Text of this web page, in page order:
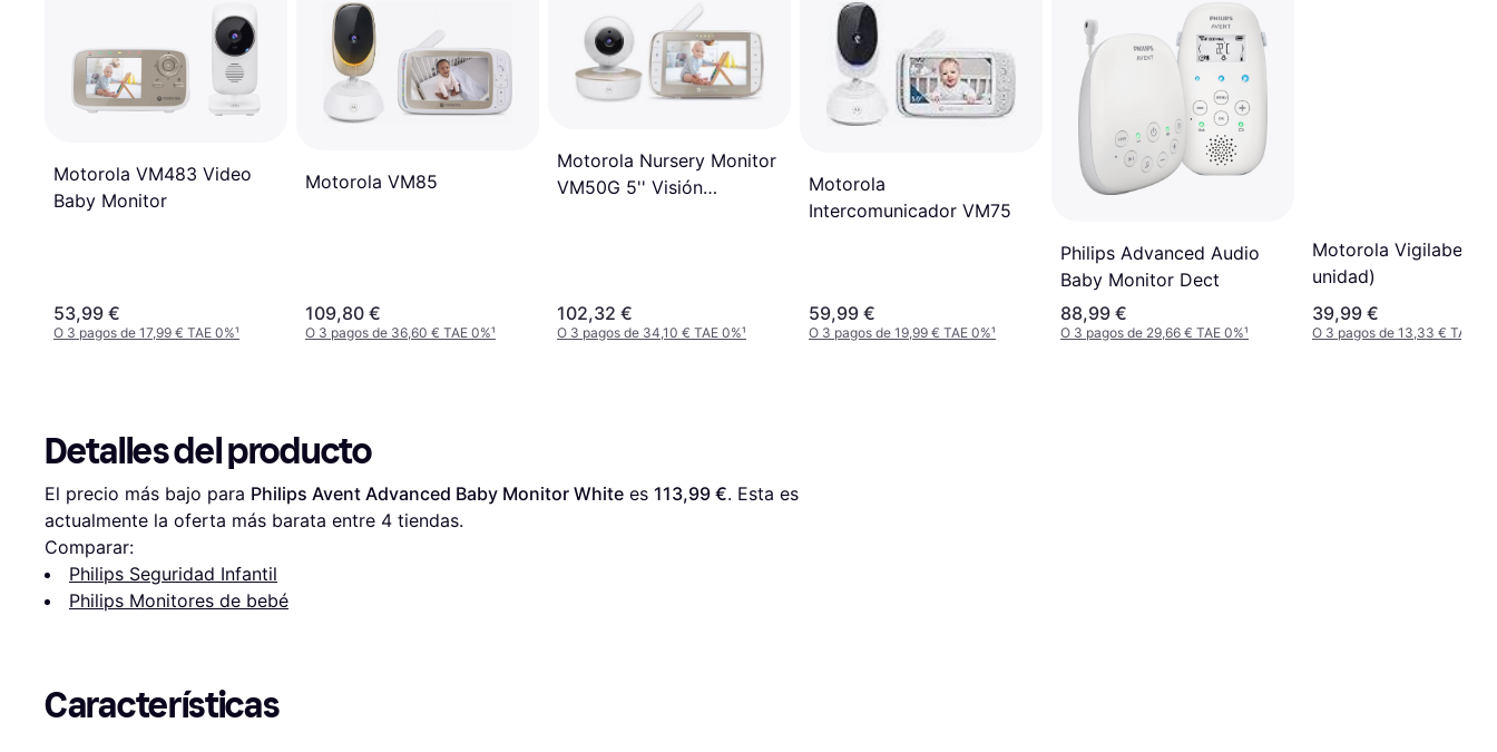
Motorola VM483 Video
Baby Monitor
53,99 €
O 3 pagos de 17,99 € TAE 0%¹
Motorola VM85
109,80 €
O 3 pagos de 36,60 € TAE 0%¹
Motorola Nursery Monitor
VM50G 5'' Visión
Zoom Digital remotos
102,32 €
O 3 pagos de 34,10 € TAE 0%¹
Motorola
Intercomunicador VM75
59,99 €
O 3 pagos de 19,99 € TAE 0%¹
Philips Advanced Audio
Baby Monitor Dect
88,99 €
O 3 pagos de 29,66 € TAE 0%¹
Motorola Vigilabebés
unidad)
39,99 €
O 3 pagos de 13,33 € TAE 0%
Detalles del producto
El precio más bajo para Philips Avent Advanced Baby Monitor White es 113,99 €. Esta es
actualmente la oferta más barata entre 4 tiendas.
Comparar:
Philips Seguridad Infantil
Philips Monitores de bebé
Características